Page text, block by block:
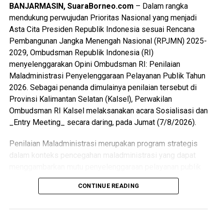
BANJARMASIN, SuaraBorneo.com – Dalam rangka
mendukung perwujudan Prioritas Nasional yang menjadi
Asta Cita Presiden Republik Indonesia sesuai Rencana
Pembangunan Jangka Menengah Nasional (RPJMN) 2025-
2029, Ombudsman Republik Indonesia (RI)
menyelenggarakan Opini Ombudsman RI: Penilaian
Maladministrasi Penyelenggaraan Pelayanan Publik Tahun
2026. Sebagai penanda dimulainya penilaian tersebut di
Provinsi Kalimantan Selatan (Kalsel), Perwakilan
Ombudsman RI Kalsel melaksanakan acara Sosialisasi dan
_Entry Meeting_ secara daring, pada Jumat (7/8/2026).
Penilaian Maladministrasi merupakan program strategis
dalam konteks pencegahan maladministrasi yang dapat
dan merekam tingkat kepercayaan masyarakat terhadap
penyelenggara. Adapun yang menjadi aspek penilaian
CONTINUE READING